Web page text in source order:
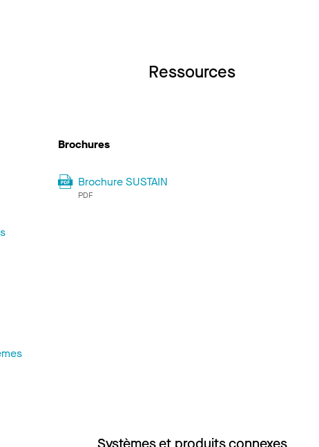
Ressources
Brochures
Brochure SUSTAIN
PDF